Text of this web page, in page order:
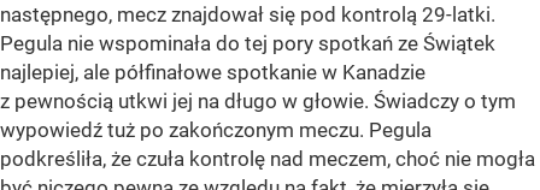
następnego, mecz znajdował się pod kontrolą 29-latki.
Pegula nie wspominała do tej pory spotkań ze Świątek
najlepiej, ale półfinałowe spotkanie w Kanadzie
z pewnością utkwi jej na długo w głowie. Świadczy o tym
wypowiedź tuż po zakończonym meczu. Pegula
podkreśliła, że czuła kontrolę nad meczem, choć nie mogła